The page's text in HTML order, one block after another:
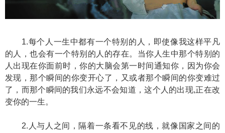
1.每个人一生中都有一个特别的人，即使像我这样平凡
的人，也会有一个特别的人的存在。当你人生中那个特别的
人出现在你面前时，你的大脑会第一时间通知你，因为你会
发现，那个瞬间的你变开心了，又或者那个瞬间的你变难过
了，而那个瞬间的我们永远不会知道，这个人的出现,正在改
变你的一生。
2.人与人之间，隔着一条看不见的线，就像国家之间的